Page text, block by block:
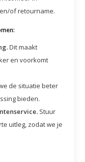
of retourname.
Dit maakt
en voorkomt
de situatie beter
bieden.
Stuur
uitleg, zodat we je